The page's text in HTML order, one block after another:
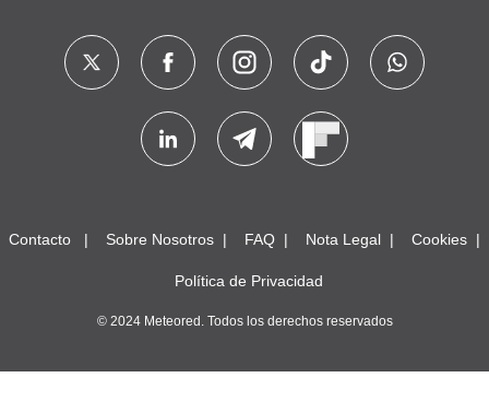
Contacto Sobre Nosotros FAQ Nota Legal Cookies
Política de Privacidad
© 2024 Meteored. Todos los derechos reservados